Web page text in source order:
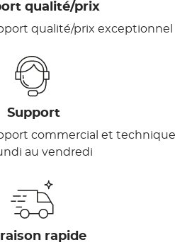
qualité/prix
qualité/prix exceptionnel
Support
commercial et technique
au vendredi
rapide